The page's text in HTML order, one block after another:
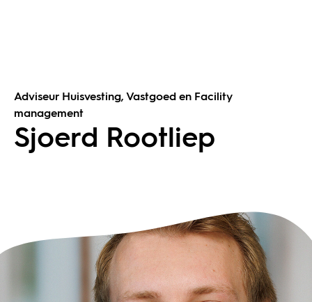
Adviseur Huisvesting, Vastgoed en Facility
management
Sjoerd Rootliep